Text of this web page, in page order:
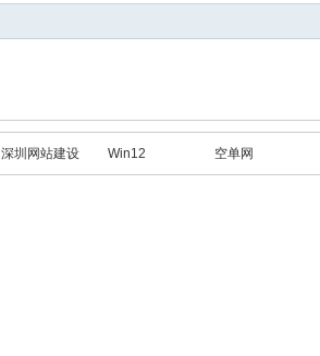
深圳网站建设 Win12 空单网